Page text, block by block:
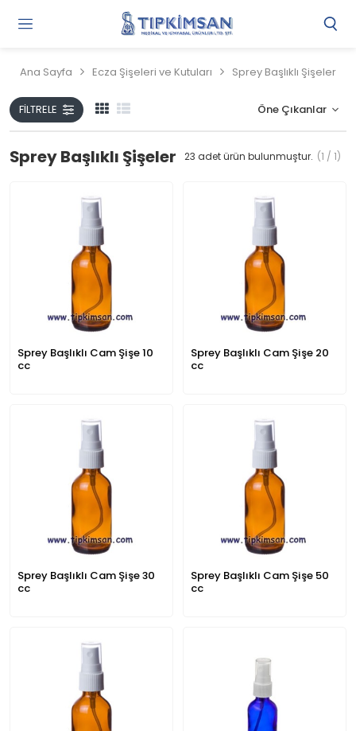
Ana Sayfa Ecza Şişeleri ve Kutuları Sprey Başlıklı Şişeler
FILTRELE
Sprey Başlıklı Şişeler 23 adet ürün bulunmuştur. (1 / 1)
Sprey Başlıklı Cam Şişe 10
cc
Sprey Başlıklı Cam Şişe 20
cc
Sprey Başlıklı Cam Şişe 30
cc
Sprey Başlıklı Cam Şişe 50
cc